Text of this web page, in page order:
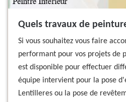
Quels travaux de
Si vous souhaitez vous faire
performant pour vos projets de
est disponible pour effectuer
équipe intervient pour la pose
Lentilleres ou la pose de